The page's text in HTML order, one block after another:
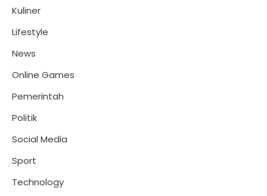
Kuliner
Lifestyle
News
Online Games
Pemerintah
Politik
Social Media
Sport
Technology